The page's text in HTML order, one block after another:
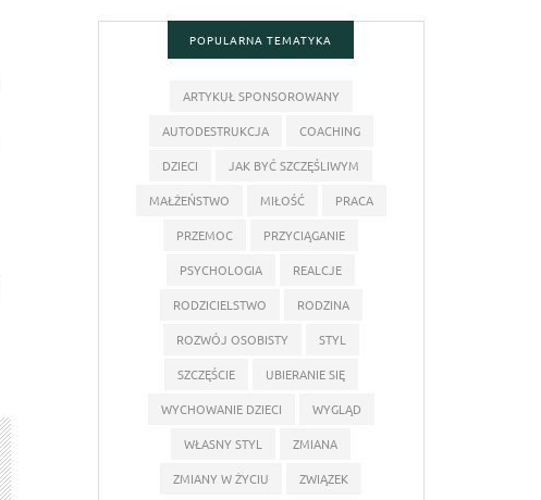
POPULARNA TEMATYKA
ARTYKUŁ SPONSOROWANY
AUTODESTRUKCJA
COACHING
DZIECI
JAK BYĆ SZCZĘŚLIWYM
MAŁŻEŃSTWO
MIŁOŚĆ
PRACA
PRZEMOC
PRZYCIĄGANIE
PSYCHOLOGIA
REALCJE
RODZICIELSTWO
RODZINA
ROZWÓJ OSOBISTY
STYL
SZCZĘŚCIE
UBIERANIE SIĘ
WYCHOWANIE DZIECI
WYGLĄD
WŁASNY STYL
ZMIANA
ZMIANY W ŻYCIU
ZWIĄZEK